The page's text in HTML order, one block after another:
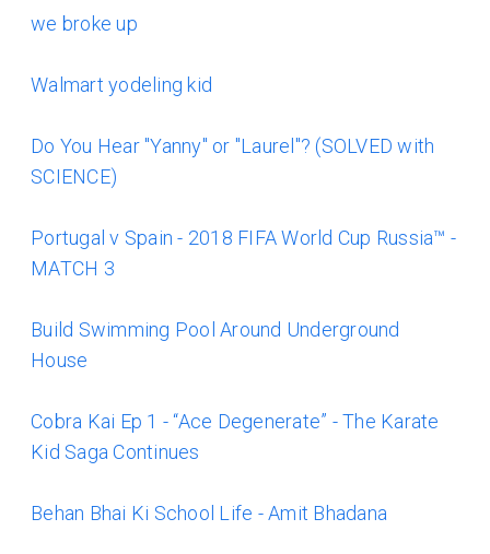
we broke up
Walmart yodeling kid
Do You Hear "Yanny" or "Laurel"? (SOLVED with
SCIENCE)
Portugal v Spain - 2018 FIFA World Cup Russia™ -
MATCH 3
Build Swimming Pool Around Underground
House
Cobra Kai Ep 1 - “Ace Degenerate” - The Karate
Kid Saga Continues
Behan Bhai Ki School Life - Amit Bhadana